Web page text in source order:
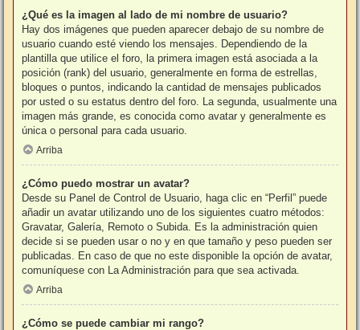
¿Qué es la imagen al lado de mi nombre de usuario?
Hay dos imágenes que pueden aparecer debajo de su nombre de
usuario cuando esté viendo los mensajes. Dependiendo de la
plantilla que utilice el foro, la primera imagen está asociada a la
posición (rank) del usuario, generalmente en forma de estrellas,
bloques o puntos, indicando la cantidad de mensajes publicados
por usted o su estatus dentro del foro. La segunda, usualmente una
imagen más grande, es conocida como avatar y generalmente es
única o personal para cada usuario.
Arriba
¿Cómo puedo mostrar un avatar?
Desde su Panel de Control de Usuario, haga clic en “Perfil” puede
añadir un avatar utilizando uno de los siguientes cuatro métodos:
Gravatar, Galería, Remoto o Subida. Es la administración quien
decide si se pueden usar o no y en que tamaño y peso pueden ser
publicadas. En caso de que no este disponible la opción de avatar,
comuníquese con La Administración para que sea activada.
Arriba
¿Cómo se puede cambiar mi rango?